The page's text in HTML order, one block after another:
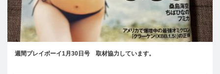
週間プレイボーイ1月30日号 取材協力しています。